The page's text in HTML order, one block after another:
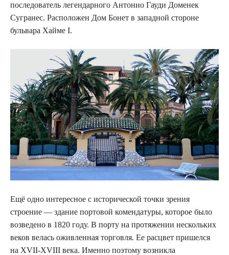
последователь легендарного Антонио Гауди Доменек
Сугранес. Расположен Дом Бонет в западной стороне
бульвара Хайме I.
Ещё одно интересное с исторической точки зрения
строение — здание портовой комендатуры, которое было
возведено в 1820 году. В порту на протяжении нескольких
веков велась оживленная торговля. Ее расцвет пришелся
на XVII-XVIII века. Именно поэтому возникла